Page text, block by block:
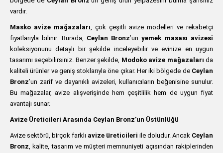
vardır.
Masko avize mağazaları, çok çeşitli avize modelleri ve rekabetçi
fiyatlarıyla bilinir. Burada, Ceylan Bronz’unyemek masası avizesi
koleksiyonunu detaylı bir şekilde inceleyebilir ve evinize en uygun
tasarımı seçebilirsiniz. Benzer şekilde, Modoko avize mağazaları da
kaliteli ürünler ve geniş stoklarıyla öne çıkar. Her iki bölgede de Ceylan
Bronz’un zarif ve dayanıklı avizeleri, kullanıcıların beğenisine sunulur.
Bu mağazalar, avize alışverişinde hem çeşitlilik hem de uygun fiyat
avantajı sunar.
Avize Üreticileri Arasında Ceylan Bronz’un Üstünlüğü
Avize sektörü, birçok farklı avize üreticileri ile doludur. Ancak Ceylan
Bronz, kalite, tasarım ve müşteri memnuniyeti açısından rakiplerinden